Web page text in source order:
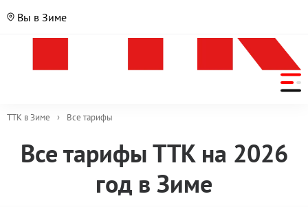
Вы в Зиме
ТТК в Зиме › Все тарифы
Все тарифы ТТК на 2026
год в Зиме